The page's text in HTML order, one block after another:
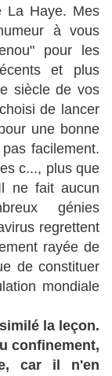
La Haye. Mes
à vous
pour les
et plus
siècle de vos
de lancer
une bonne
facilement.
c..., plus que
ne fait aucun
génies
regrettent
rayée de
de constituer
mondiale
la leçon.
confinement,
car il n'en